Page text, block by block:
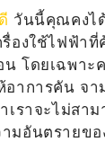
วันนี้คุณคงไ
องใช้ไฟฟ้า
โดยเฉพา
าการคัน จา
เราจะไม่สา
มอันตรายขอ